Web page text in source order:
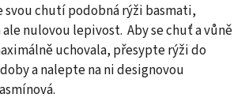
svou chutí podobná rýži basmati,
nulovou lepivost. Aby se chuť a vůně
uchovala, přesypte rýži do
a nalepte na ni designovou